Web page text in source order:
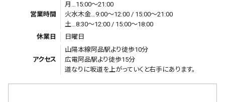
営業時間
月…15:00～21:00
火水木金…9:00～12:00 / 15:00～21:00
土…8:30～12:00 / 15:00～18:00
休業日
日曜日
アクセス
山陽本線阿品駅より徒歩10分
広電阿品駅より徒歩15分
道なりに坂道を上がっていくと右手にあります。